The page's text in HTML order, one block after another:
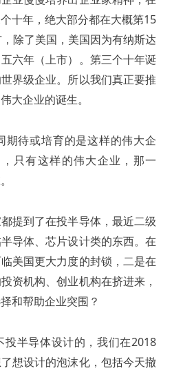
十年，绝大部分都在大概第15
除了美国，美国因为有纳斯达
六年（上市）。第三个十年诞
界级企业。所以我们真正要推
大企业的诞生。
期待或培育的是这样的伟大企
只有这样的伟大企业，那一
提到了在投半导体，最近二级
导体、芯片设计类的东西。在
美国更大力度的封锁，二是在
资机构、创业机构在挤进来，
和帮助企业突围？
投半导体设计的，我们在2018
想设计的泡沫化，包括今天撤